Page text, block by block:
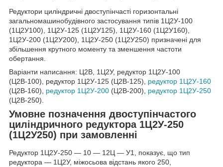
Редуктори циліндричні двоступінчасті горизонтальні
загальномашинобудівного застосування типів 1Ц2У-100
(1Ц2У100), 1Ц2У-125 (1Ц2У125), 1Ц2У-160 (1Ц2У160),
1Ц2У-200 (1Ц2У200), 1Ц2У-250 (1Ц2У250) призначені для
збільшення крутного моменту та зменшення частоти
обертання.
Варіанти написання: Ц2В, 1Ц2У, редуктор 1Ц2У-100
(Ц2В-100), редуктор 1Ц2У-125 (Ц2В-125), редуктор 1Ц2У-160
(Ц2В-160), редуктор 1Ц2У-200 (Ц2В-200), редуктор 1Ц2У-250
(Ц2В-250).
Умовне позначення двоступінчастого
циліндричного редуктора 1Ц2У-250
(1Ц2У250) при замовленні
Редуктор 1Ц2У-250 ― 10 ― 12Ц ― У1, показує, що тип
редуктора ― 1Ц2У, міжосьова відстань якого 250,